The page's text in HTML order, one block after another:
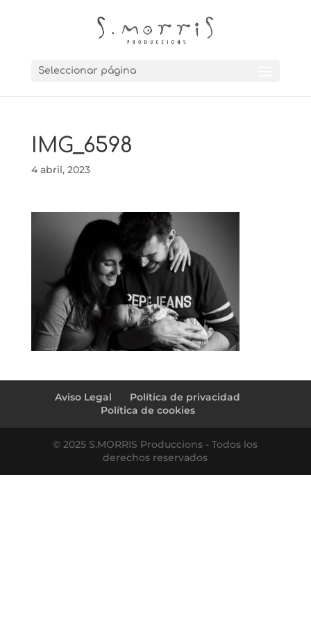
Seleccionar página
IMG_6598
4 abril, 2023
Aviso Legal
Política de privacidad
Política de cookies
© 2025 S.MORRIS Produccions - Todos los
derechos reservados